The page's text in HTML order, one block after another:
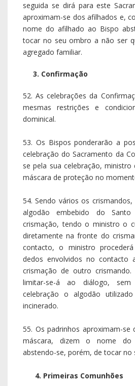
seguida se dirá para este
aproximam-se dos afilhados e,
nome do afilhado ao Bispo
tocar no seu ombro a não ser
agregado familiar.
3. Confirmação
52. As celebrações da
mesmas restrições e
dominical.
53. Os Bispos ponderarão a
celebração do Sacramento da
se pela sua celebração, ministro
máscara de proteção no
54. Sendo vários os
algodão embebido do
crismação, tendo o ministro o
diretamente na fronte do
contacto, o ministro
dedos envolvidos no contacto
crismação de outro
limitar-se-á ao diálogo,
celebração o algodão
incinerado.
55. Os padrinhos aproximam-se
máscara, dizem o nome
abstendo-se, porém, de tocar no
4. Primeiras Comunhões